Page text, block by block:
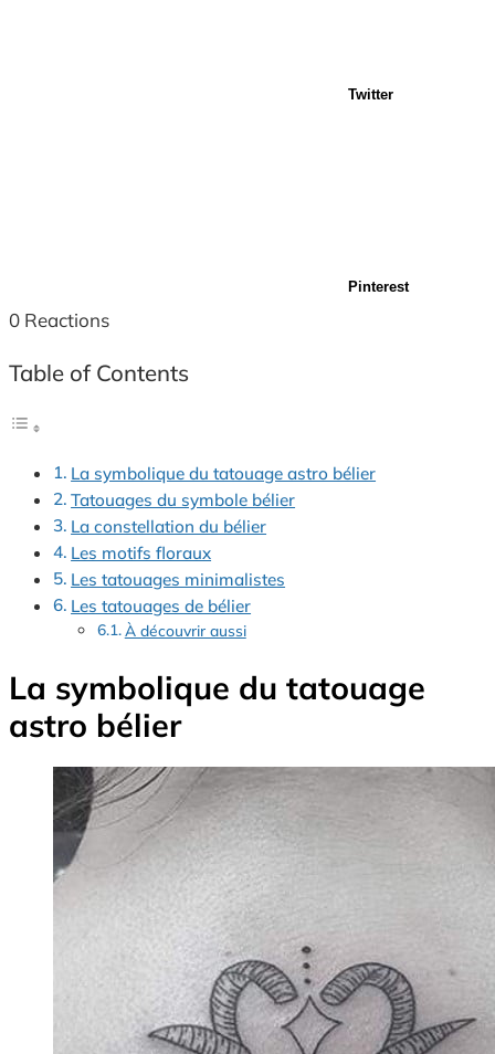
Twitter
Pinterest
0 Reactions
Table of Contents
La symbolique du tatouage astro bélier
Tatouages du symbole bélier
La constellation du bélier
Les motifs floraux
Les tatouages minimalistes
Les tatouages de bélier
À découvrir aussi
La symbolique du tatouage
astro bélier